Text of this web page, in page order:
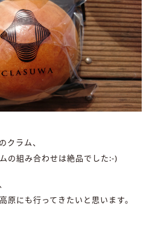
クラム、
の組み合わせは絶品でした:-)
原にも行ってきたいと思います。